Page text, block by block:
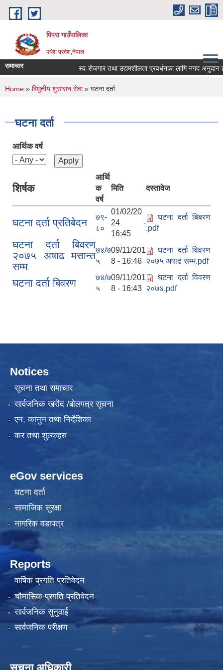
Skip to main content
पिपरा गाउँपालिका
मधेश प्रदेश,नेपाल
समाचार स्व-रोजगार तथा उद्यमशीलता प्रवर्धनका लागि नगद अनुदान
You are here
Home » विधुतीय शुसासन सेवा» घटना दर्ता
घटना दर्ता
आर्थिक वर्ष
शिर्षक
आर्थि
क
वर्ष
मिति दस्तावेज
घटना दर्ता प्रतिबेदन
७९-
८०
01/02/20
24 -
16:45
घटना दर्ता बिबरण
.pdf
घटना दर्ता बिवरण
२०७५ अषाढ मसान्त
सम्म
७४/७
५
09/11/201
8 - 16:46
घटना दर्ता विवरण
२०७५ अषाढ सम्म.pdf
घटना दर्ता बिवरण
७४/७
५
09/11/201
8 - 16:43
घटना दर्ता विवरण
२०७४.pdf
Notices
सूचना तथा समाचार
सार्वजनिक खरीद /बोलपत्र सूचना
एन, कानुन तथा निर्देशिका
कर तथा शुल्कहरु
eGov services
घटना दर्ता
सामाजिक सुरक्षा
नागरिक वडापत्र
Reports
वार्षिक प्रगति प्रतिवेदन
चौमासिक प्रगति प्रतिवेदन
सार्वजनिक सुनुवाई
सार्वजनिक परीक्षण